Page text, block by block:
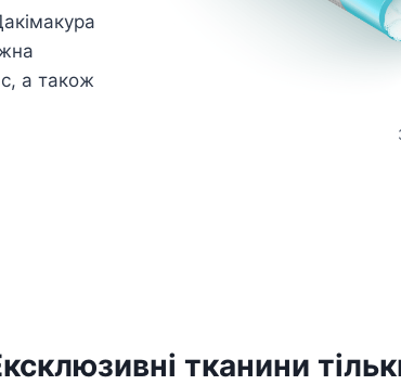
а також
тканини